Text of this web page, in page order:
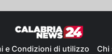
e Condizioni di utilizzo Chi